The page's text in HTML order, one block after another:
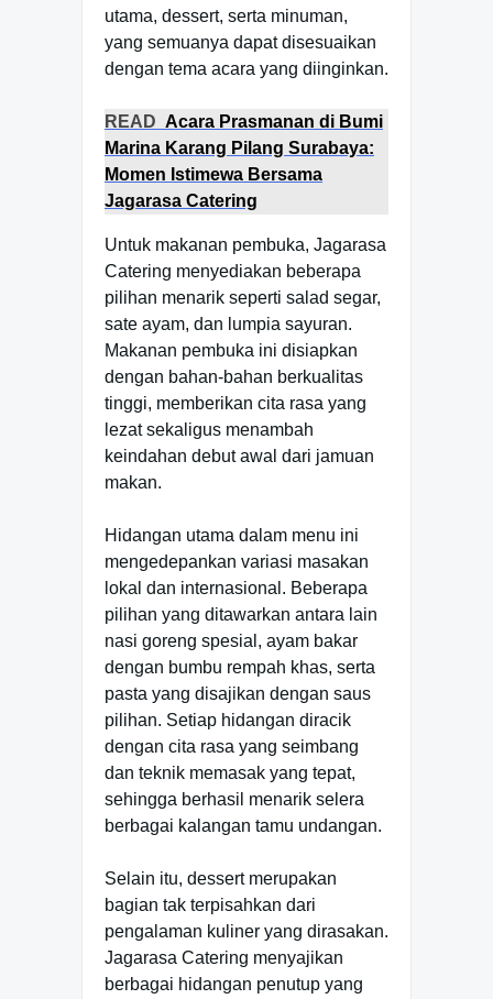
utama, dessert, serta minuman,
yang semuanya dapat disesuaikan
dengan tema acara yang diinginkan.
READ Acara Prasmanan di Bumi
Marina Karang Pilang Surabaya:
Momen Istimewa Bersama
Jagarasa Catering
Untuk makanan pembuka, Jagarasa
Catering menyediakan beberapa
pilihan menarik seperti salad segar,
sate ayam, dan lumpia sayuran.
Makanan pembuka ini disiapkan
dengan bahan-bahan berkualitas
tinggi, memberikan cita rasa yang
lezat sekaligus menambah
keindahan debut awal dari jamuan
makan.
Hidangan utama dalam menu ini
mengedepankan variasi masakan
lokal dan internasional. Beberapa
pilihan yang ditawarkan antara lain
nasi goreng spesial, ayam bakar
dengan bumbu rempah khas, serta
pasta yang disajikan dengan saus
pilihan. Setiap hidangan diracik
dengan cita rasa yang seimbang
dan teknik memasak yang tepat,
sehingga berhasil menarik selera
berbagai kalangan tamu undangan.
Selain itu, dessert merupakan
bagian tak terpisahkan dari
pengalaman kuliner yang dirasakan.
Jagarasa Catering menyajikan
berbagai hidangan penutup yang